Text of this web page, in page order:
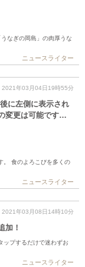
なぎの岡島」の肉厚うな
ニュースライター
2021年03月04日19時55分
に左側に表示され
変更は可能です…
。 食のよろこびを多くの
ニュースライター
2021年03月08日14時10分
加！
ップするだけで迷わずお
ニュースライター